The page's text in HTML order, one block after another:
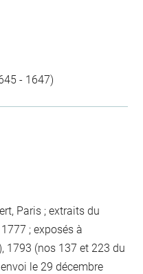
- 1647)
Paris ; extraits du
; exposés à
1793 (nos 137 et 223 du
le 29 décembre